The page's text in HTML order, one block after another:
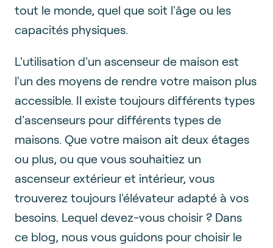
tout le monde, quel que soit l'âge ou les
capacités physiques.
L'utilisation d'un ascenseur de maison est
l'un des moyens de rendre votre maison plus
accessible. Il existe toujours différents types
d'ascenseurs pour différents types de
maisons. Que votre maison ait deux étages
ou plus, ou que vous souhaitiez un
ascenseur extérieur et intérieur, vous
trouverez toujours l'élévateur adapté à vos
besoins. Lequel devez-vous choisir ? Dans
ce blog, nous vous guidons pour choisir le